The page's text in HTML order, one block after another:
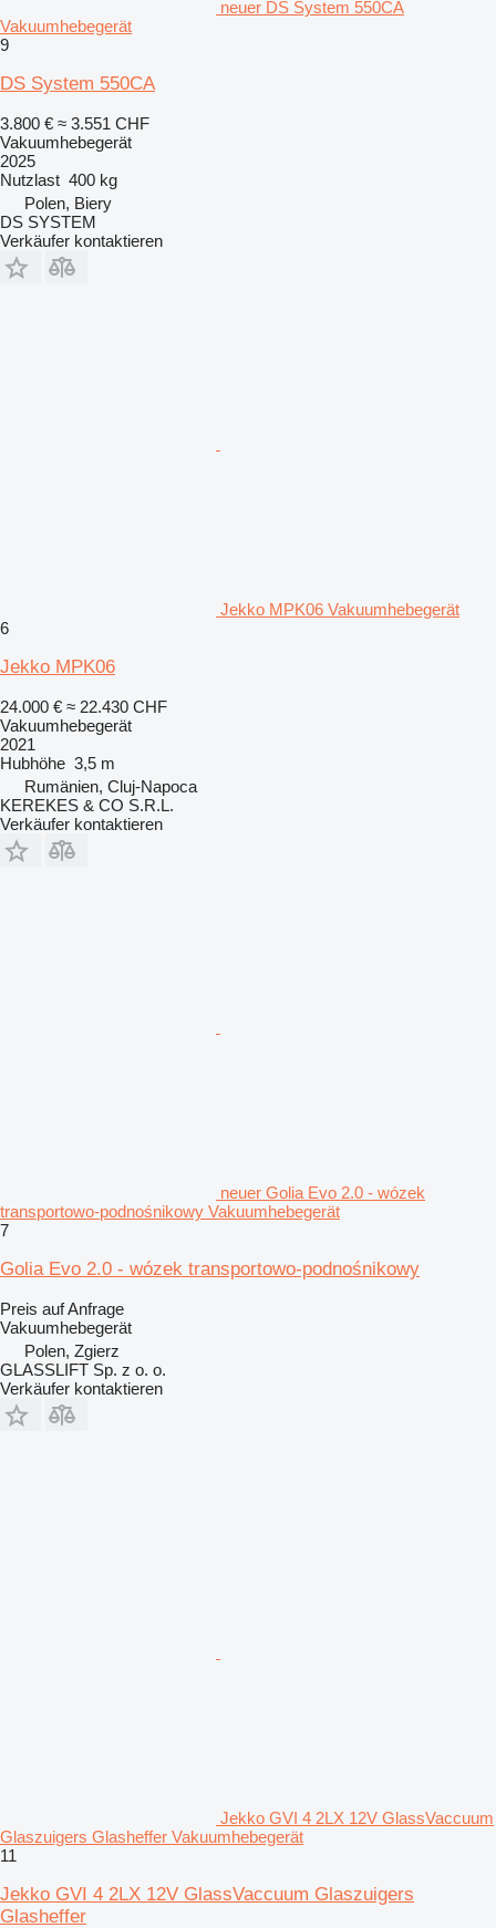
neuer DS System 550CA
Vakuumhebegerät
9
DS System 550CA
3.800 € ≈ 3.551 CHF
Vakuumhebegerät
2025
Nutzlast 400 kg
Polen, Biery
DS SYSTEM
Verkäufer kontaktieren
Jekko MPK06 Vakuumhebegerät
6
Jekko MPK06
24.000 € ≈ 22.430 CHF
Vakuumhebegerät
2021
Hubhöhe 3,5 m
Rumänien, Cluj-Napoca
KEREKES & CO S.R.L.
Verkäufer kontaktieren
neuer Golia Evo 2.0 - wózek
transportowo-podnośnikowy Vakuumhebegerät
7
Golia Evo 2.0 - wózek transportowo-podnośnikowy
Preis auf Anfrage
Vakuumhebegerät
Polen, Zgierz
GLASSLIFT Sp. z o. o.
Verkäufer kontaktieren
Jekko GVI 4 2LX 12V GlassVaccuum
Glaszuigers Glasheffer Vakuumhebegerät
11
Jekko GVI 4 2LX 12V GlassVaccuum Glaszuigers
Glasheffer